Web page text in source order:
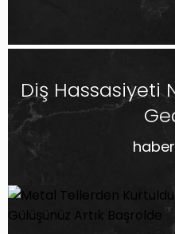
Diş Hassasiyeti